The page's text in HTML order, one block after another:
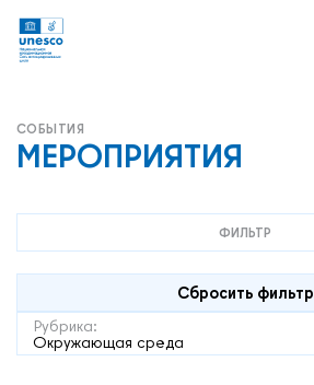
МЕРОПРИЯТИЯ
ФИЛЬТР
Сбросить фильтр
Рубрика:
Окружающая среда
Ссылки
УВЕДОМЛЕНИЕ
Список пуст